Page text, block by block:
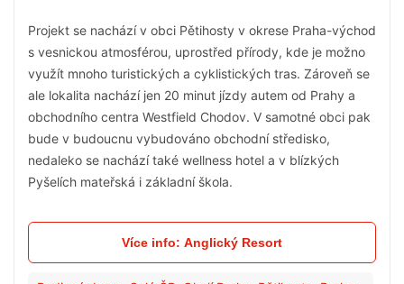
Projekt se nachází v obci Pětihosty v okrese Praha-východ
s vesnickou atmosférou, uprostřed přírody, kde je možno
využít mnoho turistických a cyklistických tras. Zároveň se
ale lokalita nachází jen 20 minut jízdy autem od Prahy a
obchodního centra Westfield Chodov. V samotné obci pak
bude v budoucnu vybudováno obchodní středisko,
nedaleko se nachází také wellness hotel a v blízkých
Pyšelích mateřská i základní škola.
Více info: Anglický Resort